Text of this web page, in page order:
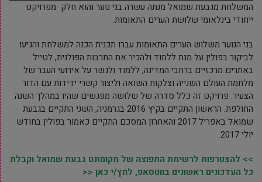
המשלחת מגבעת שמואל מנתה עשרה בני נוער והוא חלק מפרויקט
ייחודי בינלאומי שלושת הערים התאומות.
בני הנוער משלוש הערים התאומות עברו תכנית הכנה למשלחת והגיעו
לביקור בפולין על מנת ללמוד ולהכיר את התרבות הפולנית, לטייל
באתרים מרכזיים ברחבי המדינה, ללמוד ולגשר על אירועי העבר של
מלחמת העולם השנייה וצלקות השואה וליצור קשרי ידידות עם הדור
הצעיר. פרויקט זה כלל סדרה של שלושה מפגשים שהיו במהלך השנה
החולפת. הראשון התקיים בקיץ 2016 בגרמניה, השני התקיים בגבעת
שמואל באפריל 2017 והאחרון המסכם התקיים כאמור בפולין בחודש
יולי 2017.
>> להצטרפות לרשימת התפוצה של מקומונט גבעת שמואל וקבלת
כל העדכונים ראשונים בווטסאפ, לחץ/י כאן <<